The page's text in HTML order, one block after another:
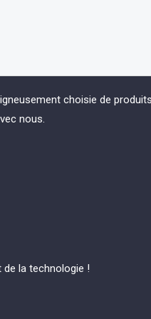
choisie de
nous.
la technologie !